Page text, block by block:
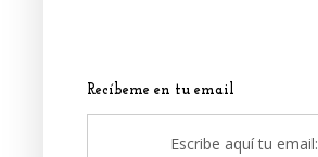
Recíbeme en tu email
Escribe aquí tu email: